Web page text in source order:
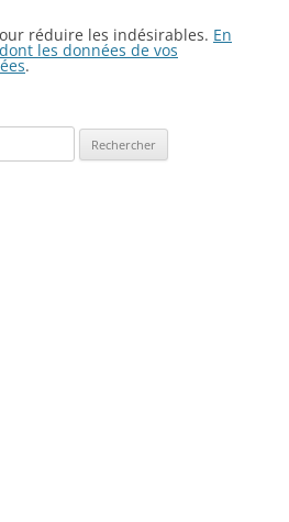
réduire les indésirables. En
les données de vos
.